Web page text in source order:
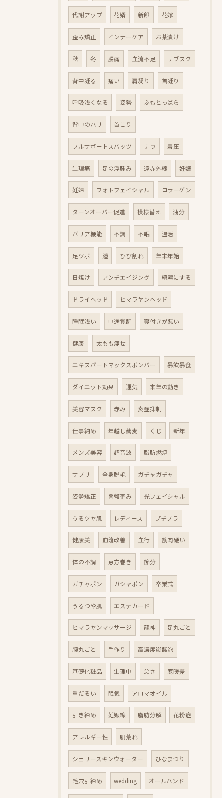
代謝アップ 花婿 新郎 花嫁
歪み矯正 インナーケア お茶漬け
秋 冬 腰痛 血流不足 サブスク
背中凝る 痛い 肩凝り 首凝り
呼吸浅くなる 姿勢 ふもとっぱら
背中のハリ 首こり
フルサポートスパッツ ナウ 着圧
生理痛 足の浮腫み 遠赤外線 妊娠
妊婦 フォトフェイシャル コラーゲン
ターンオーバー促進 模様替え 油分
バリア機能 不調 不眠 温活
足ツボ 踵 ひび割れ 年末年始
日焼け アンチエイジング 綺麗にする
ドライヘッド ヒマラヤンヘッド
睡眠浅い 中途覚醒 寝付きが悪い
健康 太もも痩せ
エキスパートマックスボンバー 暴飲暴食
ダイエット効果 運気 来年の動き
美容マスク 赤み 炎症抑制
仕事納め 年越し蕎麦 くじ 新年
メンズ美容 超音波 脂肪燃焼
サプリ 全身脱毛 ガチャガチャ
姿勢矯正 骨盤歪み 光フェイシャル
うるツヤ肌 レディース プチプラ
健康美 血流改善 血行 筋肉硬い
体の不調 恵方巻き 節分
ガチャポン ガシャポン 卒業式
うるつや肌 エステカード
ヒマラヤンマッサージ 龍神 足丸ごと
腕丸ごと 手作り 高濃度炭酸泡
基礎化粧品 生理中 怠さ 寒暖差
重だるい 眠気 アロマオイル
引き締め 妊娠線 脂肪分解 花粉症
アレルギー性 肌荒れ
シェリースキンウォーター ひなまつり
毛穴引締め wedding オールハンド